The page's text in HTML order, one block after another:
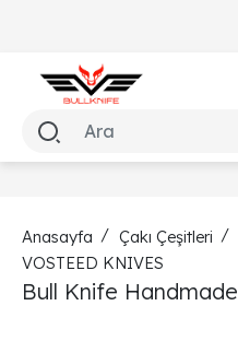
Anasayfa Çakı Çeşitleri
VOSTEED KNIVES
Bull Knife Handmade